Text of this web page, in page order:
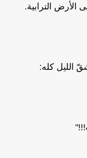
الترابية.
كله: